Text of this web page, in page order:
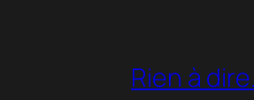
Rien à